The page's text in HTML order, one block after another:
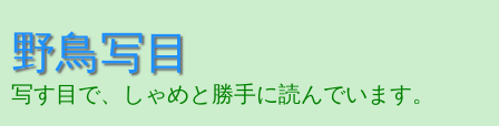
野鳥写目
写す目で、しゃめと勝手に読んでいます。